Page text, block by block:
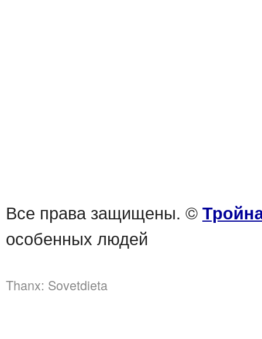
Все права защищены. ©
особенных людей
Thanx: Sovetdieta